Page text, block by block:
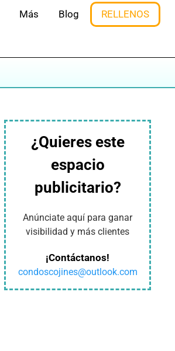
Más Blog RELLENOS
¿Quieres este
espacio
publicitario?
Anúnciate aquí para ganar
visibilidad y más clientes
¡Contáctanos!
condoscojines@outlook.com